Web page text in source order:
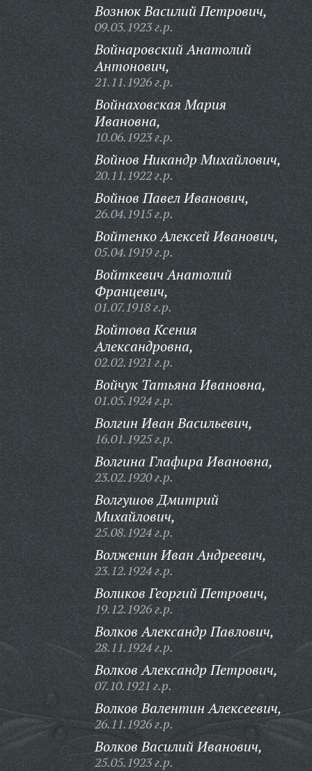
Вознюк Василий Петрович,
09.03.1923 г.р.
Войнаровский Анатолий
Антонович,
21.11.1926 г.р.
Войнаховская Мария
Ивановна,
10.06.1923 г.р.
Войнов Никандр Михайлович,
20.11.1922 г.р.
Войнов Павел Иванович,
26.04.1915 г.р.
Войтенко Алексей Иванович,
05.04.1919 г.р.
Войткевич Анатолий
Францевич,
01.07.1918 г.р.
Войтова Ксения
Александровна,
02.02.1921 г.р.
Войчук Татьяна Ивановна,
01.05.1924 г.р.
Волгин Иван Васильевич,
16.01.1925 г.р.
Волгина Глафира Ивановна,
23.02.1920 г.р.
Волгушов Дмитрий
Михайлович,
25.08.1924 г.р.
Волженин Иван Андреевич,
23.12.1924 г.р.
Воликов Георгий Петрович,
19.12.1926 г.р.
Волков Александр Павлович,
28.11.1924 г.р.
Волков Александр Петрович,
07.10.1921 г.р.
Волков Валентин Алексеевич,
26.11.1926 г.р.
Волков Василий Иванович,
25.05.1923 г.р.